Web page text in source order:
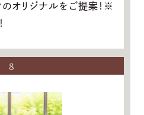
オリジナルをご提案！※
8